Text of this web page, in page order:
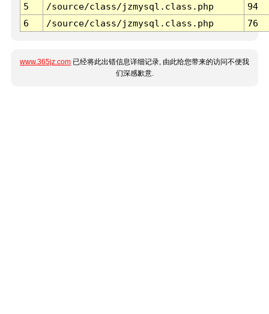
5
/source/class/jzmysql.class.php
94
6
/source/class/jzmysql.class.php 76
www.365jz.com 已经将此出错信息详细记录, 由此给您带来的访问不便我
们深感歉意.